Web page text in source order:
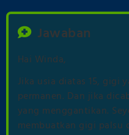
Jawaban
Hai Winda,
Jika usia diatas 15, gigi
permanen. Dan jika
yang menggantikan.
membuatkan gigi